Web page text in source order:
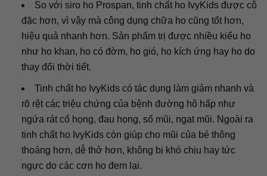
So với siro ho Prospan, tinh chất ho IvyKids được cô
đặc hơn, vì vậy mà công dụng chữa ho cũng tốt hơn,
hiệu quả nhanh hơn. Sản phẩm trị được nhiều kiểu ho
như ho khan, ho có đờm, ho gió, ho kích ứng hay ho do
thay đổi thời tiết.
Tinh chất ho IvyKids có tác dụng làm giảm nhanh và
rõ rệt các triệu chứng của bệnh đường hô hấp như
ngứa rát cổ họng, đau họng, sổ mũi, ngạt mũi. Ngoài ra
tinh chất ho IvyKids còn giúp cho mũi của bé thông
thoáng hơn, dễ thở hơn, không bị khó chịu hay tức
ngực do các cơn ho đem lại.